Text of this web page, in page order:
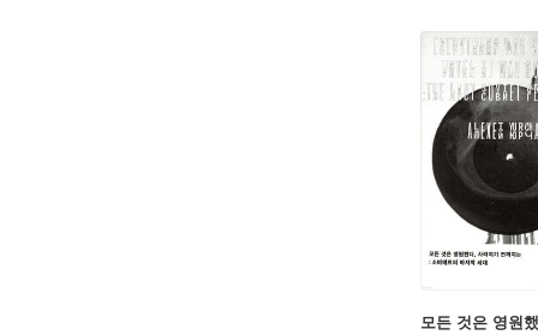
모든 것은 영원